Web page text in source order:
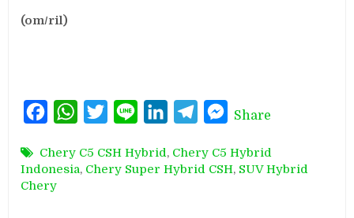
(om/ril)
FacebookWhatsAppTwitterLine LinkedInTelegramMessenger
Share
Chery C5 CSH Hybrid, Chery C5 Hybrid
Indonesia, Chery Super Hybrid CSH, SUV Hybrid
Chery